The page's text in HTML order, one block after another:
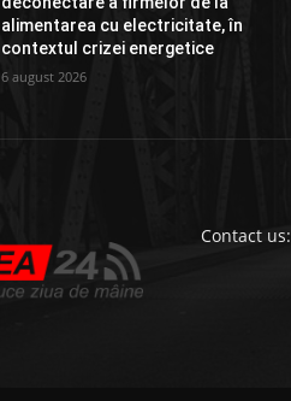
alimentarea cu electricitate, în
contextul crizei energetice
6 august 2026
Contact us: